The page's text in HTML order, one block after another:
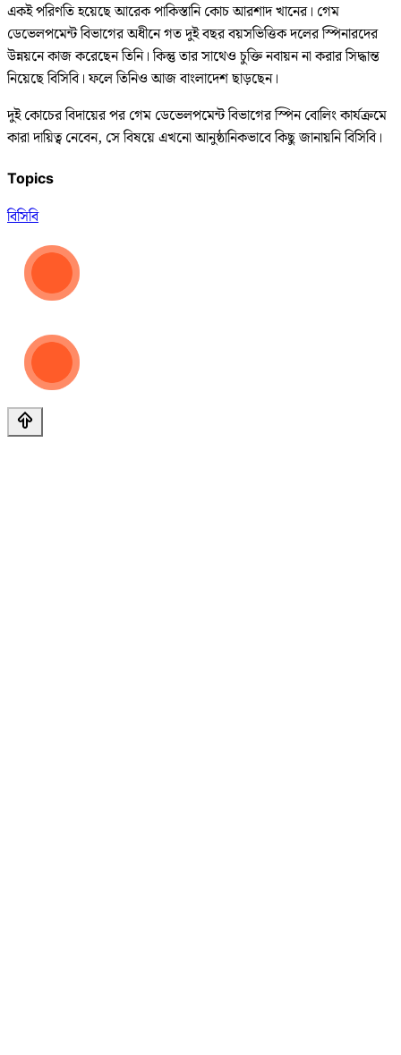
একই পরিণতি হয়েছে আরেক পাকিস্তানি কোচ আরশাদ খানের। গেম
ডেভেলপমেন্ট বিভাগের অধীনে গত দুই বছর বয়সভিত্তিক দলের স্পিনারদের
উন্নয়নে কাজ করেছেন তিনি। কিন্তু তার সাথেও চুক্তি নবায়ন না করার সিদ্ধান্ত
নিয়েছে বিসিবি। ফলে তিনিও আজ বাংলাদেশ ছাড়ছেন।
দুই কোচের বিদায়ের পর গেম ডেভেলপমেন্ট বিভাগের স্পিন বোলিং কার্যক্রমে
কারা দায়িত্ব নেবেন, সে বিষয়ে এখনো আনুষ্ঠানিকভাবে কিছু জানায়নি বিসিবি।
Topics
বিসিবি